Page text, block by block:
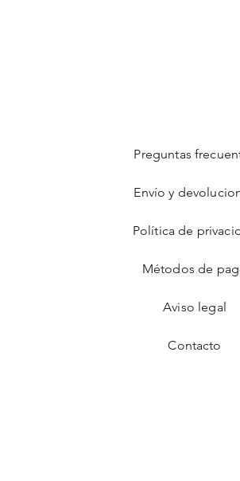
Preguntas
Envío y
Política de
Métodos de
Aviso legal
Contacto